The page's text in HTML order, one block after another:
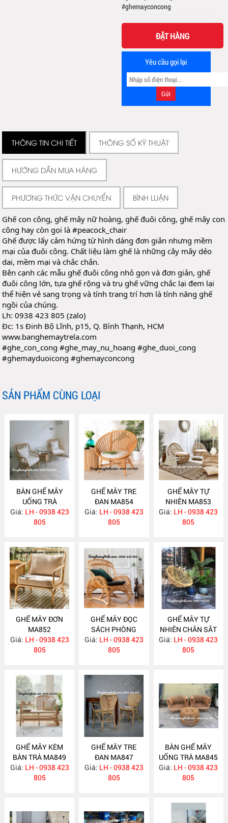
#ghemayconcong
ĐẶT HÀNG
Yêu cầu gọi lại
THÔNG TIN CHI TIẾT THÔNG SỐ KỸ THUẬT
HƯỚNG DẪN MUA HÀNG
PHƯƠNG THỨC VẬN CHUYỂN BÌNH LUẬN
Ghế con công, ghế mây nữ hoàng, ghế đuôi công, ghế mây con
công hay còn gọi là #peacock_chair
Ghế được lấy cảm hứng từ hình dáng đơn giản nhưng mềm
mại của đuôi công. Chất liệu làm ghế là những cây mây dẻo
dai, mềm mại và chắc chắn.
Bên cạnh các mẫu ghế đuôi công nhỏ gọn và đơn giản, ghế
đuôi công lớn, tựa ghế rộng và trụ ghế vững chắc lại đem lại
thể hiện vẻ sang trọng và tính trang trí hơn là tính năng ghế
ngồi của chúng.
Lh: 0938 423 805 (zalo)
Đc: 1s Đinh Bộ Lĩnh, p15, Q. Bình Thạnh, HCM
www.banghemaytrela.com
#ghe_con_cong #ghe_may_nu_hoang #ghe_duoi_cong
#ghemayduoicong #ghemayconcong
SẢN PHẨM CÙNG LOẠI
BÀN GHẾ MÂY
UỐNG TRÀ
PHÒNG NGỦ
MA855
Giá: LH - 0938 423
805
GHẾ MÂY TRE
ĐAN MA854
Giá: LH - 0938 423
805
GHẾ MÂY TỰ
NHIÊN MA853
Giá: LH - 0938 423
805
GHẾ MÂY ĐƠN
MA852
Giá: LH - 0938 423
805
GHẾ MÂY ĐỌC
SÁCH PHÒNG
NGỦ MA851
Giá: LH - 0938 423
805
GHẾ MÂY TỰ
NHIÊN CHÂN SẮT
MA850
Giá: LH - 0938 423
805
GHẾ MÂY KÈM
BÀN TRÀ MA849
Giá: LH - 0938 423
805
GHẾ MÂY TRE
ĐAN MA847
Giá: LH - 0938 423
805
BÀN GHẾ MÂY
UỐNG TRÀ MA845
Giá: LH - 0938 423
805